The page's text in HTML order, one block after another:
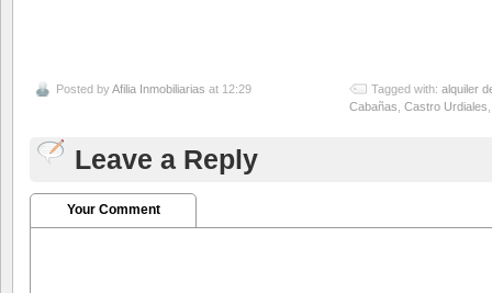
Posted byAfilia Inmobiliarias at 12:29 Tagged with: alquiler
Cabañas Castro Urdiales
Leave a Reply
Your Comment